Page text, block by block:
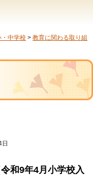
・中学校 > 教育に関わる取り組
和9年4月小学校入